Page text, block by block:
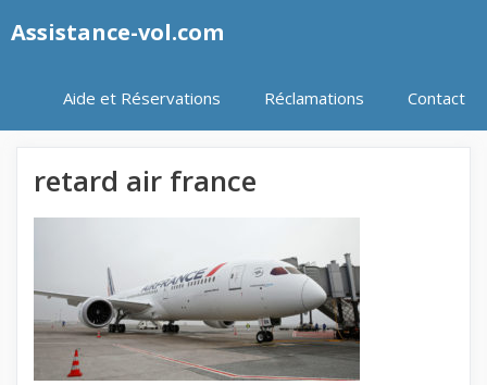
auAssistance-vol.com
Aide et Réservations Réclamations Contact
retard air france